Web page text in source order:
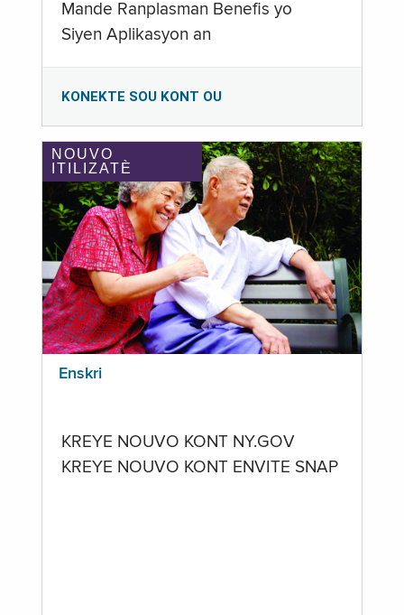
Mande Ranplasman Benefis yo
Siyen Aplikasyon an
KONEKTE SOU KONT OU
NOUVO
ITILIZATÈ
Enskri
KREYE NOUVO KONT NY.GOV
KREYE NOUVO KONT ENVITE SNAP